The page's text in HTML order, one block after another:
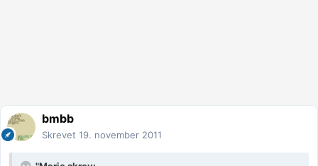
bmbb
Skrevet 19. november 2011